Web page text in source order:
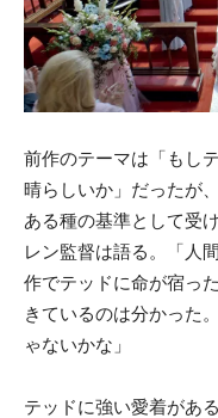
前作のテーマは「もし
晴らしいか」だったが
ある種の基準として受
レン監督は語る。「人
作でテッドに命が宿っ
きているのは分かった
ゃないかな」
テッドに強い愛着があ